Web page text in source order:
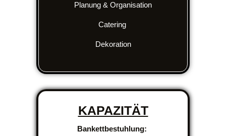
Planung & Organisation
Catering
Dekoration
KAPAZITÄT
Bankettbestuhlung: